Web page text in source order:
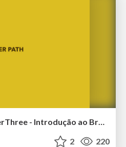
DOM, CSSOM e RenderThree - Introdução ao Browser Render Path
2 220